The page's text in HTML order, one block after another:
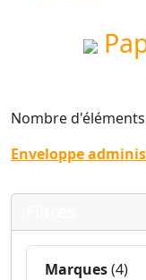
Nombre
Enveloppe
Marques(4)